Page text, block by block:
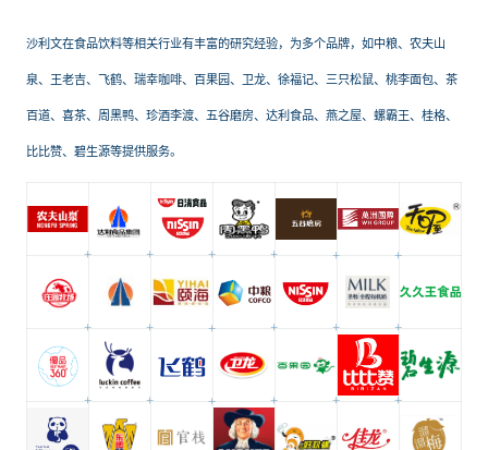
沙利文在食品饮料等相关行业有丰富的研究经验，为多个品牌，如中粮、农夫山
泉、王老吉、飞鹤、瑞幸咖啡、百果园、卫龙、徐福记、三只松鼠、桃李面包、茶
百道、喜茶、周黑鸭、珍酒李渡、五谷磨房、达利食品、燕之屋、螺霸王、桂格、
比比赞、碧生源等提供服务。